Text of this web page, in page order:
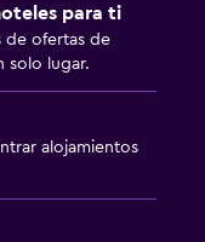
para ti
de ofertas de
solo lugar.
alojamientos